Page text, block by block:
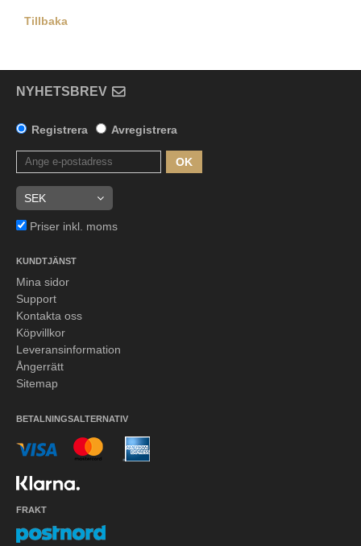
Tillbaka
NYHETSBREV
Registrera Avregistrera
OK
Priser inkl. moms
KUNDTJÄNST
Mina sidor
Support
Kontakta oss
Köpvillkor
Leveransinformation
Ångerrätt
Sitemap
BETALNINGSALTERNATIV
FRAKT